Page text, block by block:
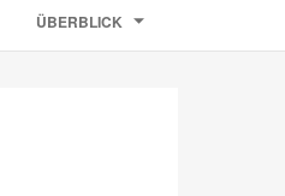
ÜBERBLICK